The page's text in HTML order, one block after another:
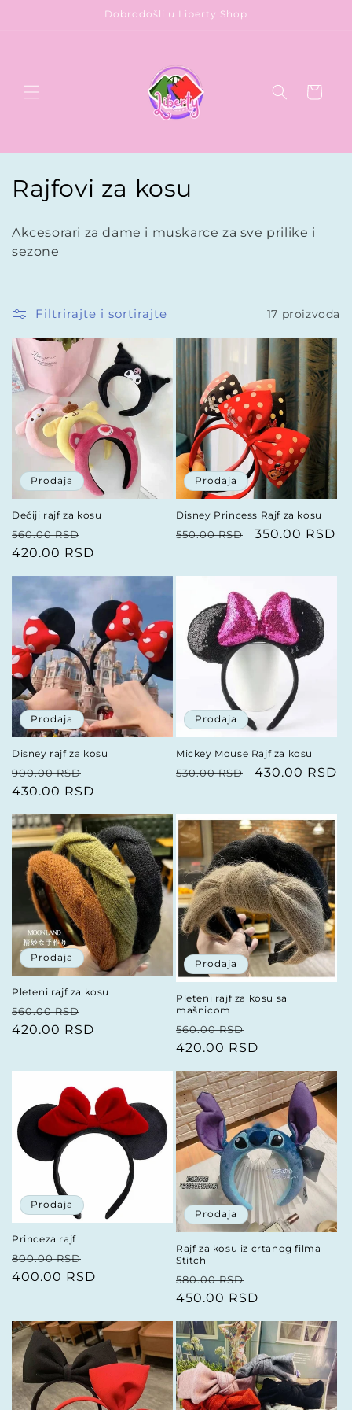
Dobrodošli u Liberty Shop
Korpa
K
l
k
c
i
j
a
Rajfovi za kosu
Akcesorari za dame i muskarce za sve prilike i
sezone
Filtrirajte i sortirajte 17 proizvoda
Prodaja
Dečiji rajf za kosu
Redovna
cena
560.00 RSD
cena
420.00 RSD
Prodaja
Disney Princess Rajf za kosu
Redovna
550.00 RSD
Prodajna
350.00 RSD
Prodaja
Disney rajf za kosu
Redovna
cena
900.00 RSD
cena
430.00 RSD
Prodaja
Mickey Mouse Rajf za kosu
Redovna
530.00 RSD
Prodajna
430.00 RSD
Prodaja
Pleteni rajf za kosu
Redovna
cena
560.00 RSD
cena
420.00 RSD
Prodaja
Pleteni rajf za kosu sa
mašnicom
Redovna
cena
560.00 RSD
cena
420.00 RSD
Prodaja
Princeza rajf
Redovna
cena
800.00 RSD
cena
400.00 RSD
Prodaja
Rajf za kosu iz crtanog filma
Stitch
Redovna
cena
580.00 RSD
cena
450.00 RSD